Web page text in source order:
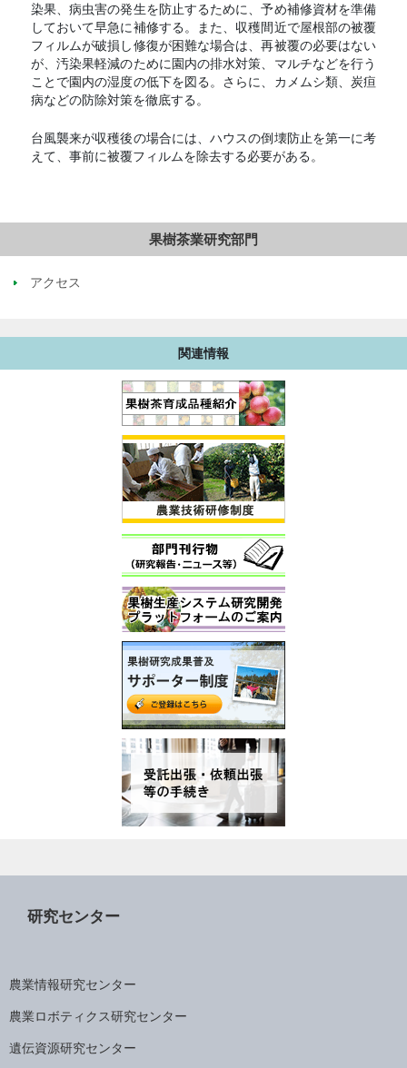
染果、病虫害の発生を防止するために、予め補修資材を準備
しておいて早急に補修する。また、収穫間近で屋根部の被覆
フィルムが破損し修復が困難な場合は、再被覆の必要はない
が、汚染果軽減のために園内の排水対策、マルチなどを行う
ことで園内の湿度の低下を図る。さらに、カメムシ類、炭疸
病などの防除対策を徹底する。
台風襲来が収穫後の場合には、ハウスの倒壊防止を第一に考
えて、事前に被覆フィルムを除去する必要がある。
果樹茶業研究部門
アクセス
関連情報
研究センター
農業情報研究センター
農業ロボティクス研究センター
遺伝資源研究センター